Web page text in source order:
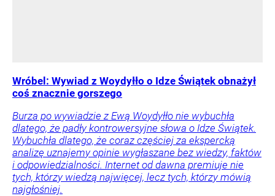
Wróbel: Wywiad z Woydyłło o Idze Świątek obnażył
coś znacznie gorszego
Burza po wywiadzie z Ewą Woydyłło nie wybuchła
dlatego, że padły kontrowersyjne słowa o Idze Świątek.
Wybuchła dlatego, że coraz częściej za ekspercką
analizę uznajemy opinie wygłaszane bez wiedzy, faktów
i odpowiedzialności. Internet od dawna premiuje nie
tych, którzy wiedzą najwięcej, lecz tych, którzy mówią
najgłośniej.